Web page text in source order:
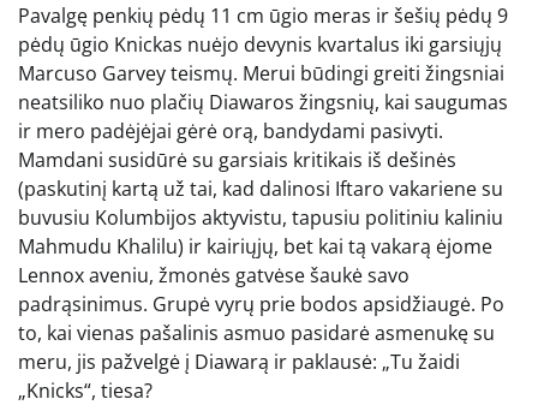
Pavalgę penkių pėdų 11 cm ūgio meras ir šešių pėdų 9
pėdų ūgio Knickas nuėjo devynis kvartalus iki garsiųjų
Marcuso Garvey teismų. Merui būdingi greiti žingsniai
neatsiliko nuo plačių Diawaros žingsnių, kai saugumas
ir mero padėjėjai gėrė orą, bandydami pasivyti.
Mamdani susidūrė su garsiais kritikais iš dešinės
(paskutinį kartą už tai, kad dalinosi Iftaro vakariene su
buvusiu Kolumbijos aktyvistu, tapusiu politiniu kaliniu
Mahmudu Khalilu) ir kairiųjų, bet kai tą vakarą ėjome
Lennox aveniu, žmonės gatvėse šaukė savo
padrąsinimus. Grupė vyrų prie bodos apsidžiaugė. Po
to, kai vienas pašalinis asmuo pasidarė asmenukę su
meru, jis pažvelgė į Diawarą ir paklausė: „Tu žaidi
„Knicks“, tiesa?